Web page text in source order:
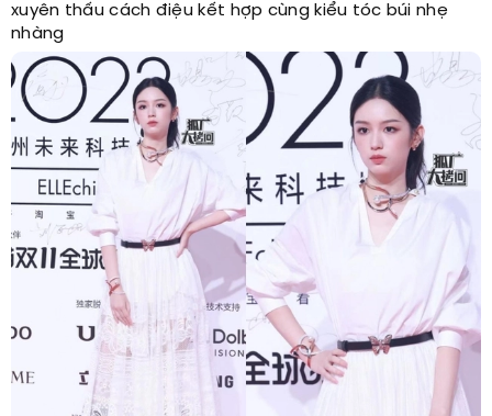
xuyên thấu cách điệu kết hợp cùng kiểu tóc búi nhẹ
nhàng